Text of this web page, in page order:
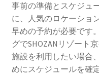
事前の準備とスケジュ
に、人気のロケーショ
早めの予約が必要です
グでSHOZANリゾート
施設を利用したい場合
めにスケジュールを確